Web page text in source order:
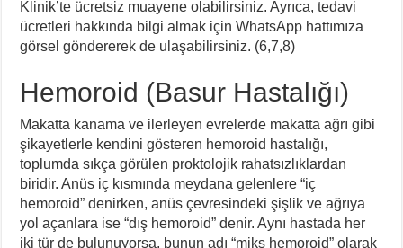
Klinik’te ücretsiz muayene olabilirsiniz. Ayrıca, tedavi
ücretleri hakkında bilgi almak için WhatsApp hattımıza
görsel göndererek de ulaşabilirsiniz. (6,7,8)
Hemoroid (Basur Hastalığı)
Makatta kanama ve ilerleyen evrelerde makatta ağrı gibi
şikayetlerle kendini gösteren hemoroid hastalığı,
toplumda sıkça görülen proktolojik rahatsızlıklardan
biridir. Anüs iç kısmında meydana gelenlere “iç
hemoroid” denirken, anüs çevresindeki şişlik ve ağrıya
yol açanlara ise “dış hemoroid” denir. Aynı hastada her
iki tür de bulunuyorsa, bunun adı “miks hemoroid” olarak